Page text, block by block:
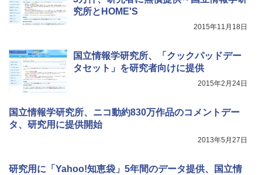
究所とHOME'S
2015年11月18日
国立情報学研究所、「クックパッドデー
タセット」を研究者向けに提供
2015年2月24日
国立情報学研究所、ニコ動約830万作品のコメントデー
タ、研究用に提供開始
2013年5月27日
研究用に「Yahoo!知恵袋」5年間のデータ提供、国立情